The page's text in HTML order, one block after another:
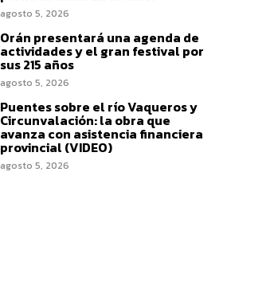
agosto 5, 2026
Orán presentará una agenda de
actividades y el gran festival por
sus 215 años
agosto 5, 2026
Puentes sobre el río Vaqueros y
Circunvalación: la obra que
avanza con asistencia financiera
provincial (VIDEO)
agosto 5, 2026